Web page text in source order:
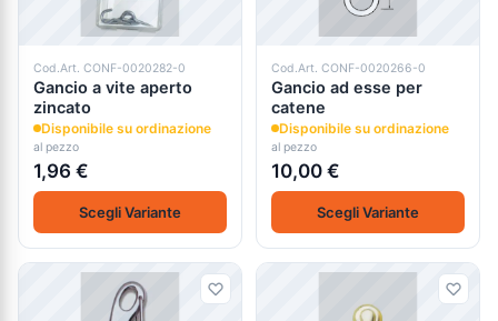
Cod.Art. CONF-0020282-0
Gancio a vite aperto
zincato
Disponibile su ordinazione
al pezzo
1,96 €
Scegli Variante
Cod.Art. CONF-0020266-0
Gancio ad esse per
catene
Disponibile su ordinazione
al pezzo
10,00 €
Scegli Variante